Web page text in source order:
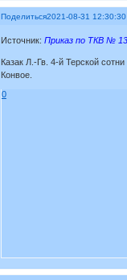
Поделиться2021-08-31 12:30:30
Источник: Приказ по ТКВ №
Казак Л.-Гв. 4-й Терской
Конвое.
0